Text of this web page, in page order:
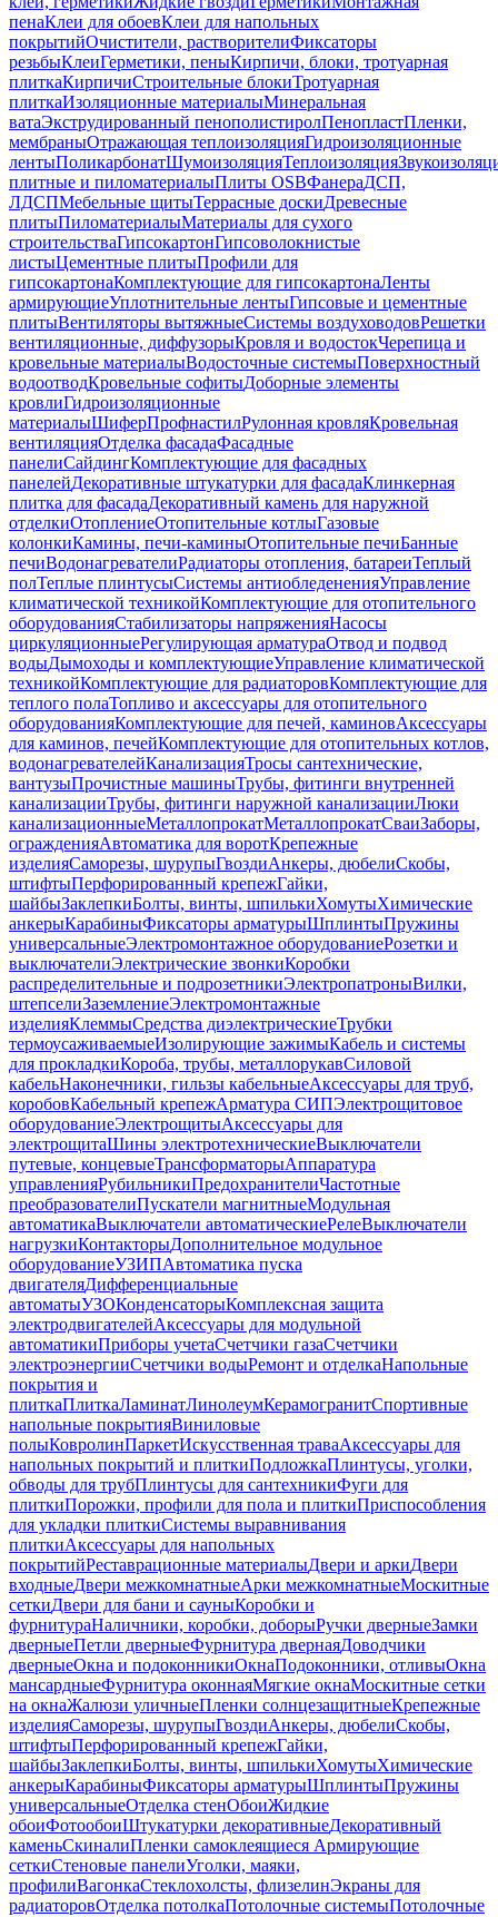
пенаКлеи для обоевКлеи для напольных
покрытийОчистители, растворителиФиксаторы
резьбыКлеиГерметики, пеныКирпичи, блоки, тротуарная
плиткаКирпичиСтроительные блокиТротуарная
плиткаИзоляционные материалыМинеральная
ватаЭкструдированный пенополистиролПенопластПленки,
мембраныОтражающая теплоизоляцияГидроизоляционные
лентыПоликарбонатШумоизоляцияТеплоизоляция
плитные и пиломатериалыПлиты OSBФанераДСП,
ЛДСПМебельные щитыТеррасные доскиДревесные
плитыПиломатериалыМатериалы для сухого
строительстваГипсокартонГипсоволокнистые
листыЦементные плитыПрофили для
гипсокартонаКомплектующие для гипсокартонаЛенты
армирующиеУплотнительные лентыГипсовые и цементные
плитыВентиляторы вытяжныеСистемы воздуховодовРешетки
вентиляционные, диффузорыКровля и водостокЧерепица и
кровельные материалыВодосточные системыПоверхностный
водоотводКровельные софитыДоборные элементы
кровлиГидроизоляционные
материалыШиферПрофнастилРулонная кровляКровельная
вентиляцияОтделка фасадаФасадные
панелиСайдингКомплектующие для фасадных
панелейДекоративные штукатурки для фасадаКлинкерная
плитка для фасадаДекоративный камень для наружной
отделкиОтоплениеОтопительные котлыГазовые
колонкиКамины, печи-каминыОтопительные печиБанные
печиВодонагревателиРадиаторы отопления, батареиТеплый
полТеплые плинтусыСистемы антиобледененияУправление
климатической техникойКомплектующие для отопительного
оборудованияСтабилизаторы напряженияНасосы
циркуляционныеРегулирующая арматураОтвод и подвод
водыДымоходы и комплектующиеУправление климатической
техникойКомплектующие для радиаторовКомплектующие для
теплого полаТопливо и аксессуары для отопительного
оборудованияКомплектующие для печей, каминовАксессуары
для каминов, печейКомплектующие для отопительных котлов,
водонагревателейКанализацияТросы сантехнические,
вантузыПрочистные машиныТрубы, фитинги внутренней
канализацииТрубы, фитинги наружной канализацииЛюки
канализационныеМеталлопрокатМеталлопрокатСваиЗаборы,
огражденияАвтоматика для воротКрепежные
изделияСаморезы, шурупыГвоздиАнкеры, дюбелиСкобы,
штифтыПерфорированный крепежГайки,
шайбыЗаклепкиБолты, винты, шпилькиХомутыХимические
анкерыКарабиныФиксаторы арматурыШплинтыПружины
универсальныеЭлектромонтажное оборудованиеРозетки и
выключателиЭлектрические звонкиКоробки
распределительные и подрозетникиЭлектропатроныВилки,
штепселиЗаземлениеЭлектромонтажные
изделияКлеммыСредства диэлектрическиеТрубки
термоусаживаемыеИзолирующие зажимыКабель и системы
для прокладкиКороба, трубы, металлорукавСиловой
кабельНаконечники, гильзы кабельныеАксессуары для труб,
коробовКабельный крепежАрматура СИПЭлектрощитовое
оборудованиеЭлектрощитыАксессуары для
электрощитаШины электротехническиеВыключатели
путевые, концевыеТрансформаторыАппаратура
управленияРубильникиПредохранителиЧастотные
преобразователиПускатели магнитныеМодульная
автоматикаВыключатели автоматическиеРелеВыключатели
нагрузкиКонтакторыДополнительное модульное
оборудованиеУЗИПАвтоматика пуска
двигателяДифференциальные
автоматыУЗОКонденсаторыКомплексная защита
электродвигателейАксессуары для модульной
автоматикиПриборы учетаСчетчики газаСчетчики
электроэнергииСчетчики водыРемонт и отделкаНапольные
покрытия и
плиткаПлиткаЛаминатЛинолеумКерамогранитСпортивные
напольные покрытияВиниловые
полыКовролинПаркетИскусственная траваАксессуары для
напольных покрытий и плиткиПодложкаПлинтусы, уголки,
обводы для трубПлинтусы для сантехникиФуги для
плиткиПорожки, профили для пола и плиткиПриспособления
для укладки плиткиСистемы выравнивания
плиткиАксессуары для напольных
покрытийРеставрационные материалыДвери и аркиДвери
входныеДвери межкомнатныеАрки межкомнатныеМоскитные
сеткиДвери для бани и сауныКоробки и
фурнитураНаличники, коробки, доборыРучки дверныеЗамки
дверныеПетли дверныеФурнитура двернаяДоводчики
дверныеОкна и подоконникиОкнаПодоконники, отливыОкна
мансардныеФурнитура оконнаяМягкие окнаМоскитные сетки
на окнаЖалюзи уличныеПленки солнцезащитныеКрепежные
изделияСаморезы, шурупыГвоздиАнкеры, дюбелиСкобы,
штифтыПерфорированный крепежГайки,
шайбыЗаклепкиБолты, винты, шпилькиХомутыХимические
анкерыКарабиныФиксаторы арматурыШплинтыПружины
универсальныеОтделка стенОбоиЖидкие
обоиФотообоиШтукатурки декоративныеДекоративный
каменьСкиналиПленки самоклеящиеся Армирующие
сеткиСтеновые панелиУголки, маяки,
профилиВагонкаСтеклохолсты, флизелинЭкраны для
радиаторовОтделка потолкаПотолочные системыПотолочные